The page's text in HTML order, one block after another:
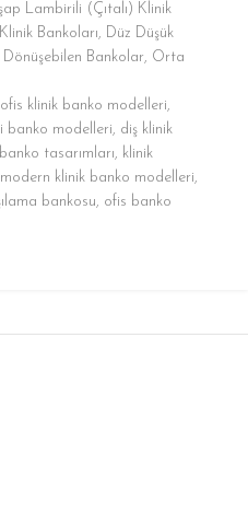
Lambirili (Çıtalı) Klinik
Bankoları, Düz Düşük
Bankolar, Orta
klinik banko modelleri,
banko modelleri, diş klinik
tasarımları, klinik
modern klinik banko modelleri,
bankosu, ofis banko